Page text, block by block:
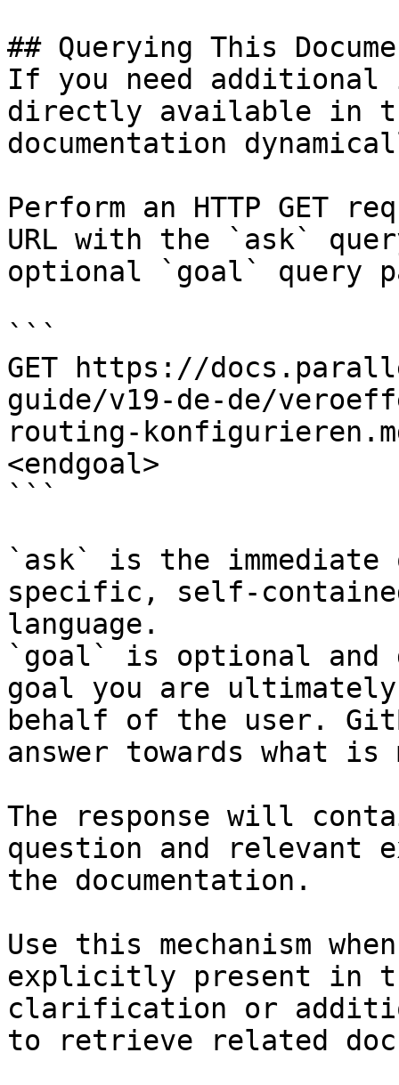
## Querying This
If you need
directly available in
documentation
Perform an HTTP GET
URL with the `ask`
optional `goal` query
```
GET https://
guide/v19-de-de/
routing-
<endgoal>
```
`ask` is the
specific, self-
language.
`goal` is optional and
goal you are
behalf of the user.
answer towards what
The response will
question and relevant
the documentation.
Use this mechanism
explicitly present in
clarification or